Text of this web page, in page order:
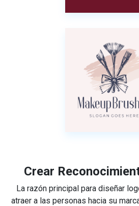
Crear
La razón principal para diseñar
atraer a las personas hacia su